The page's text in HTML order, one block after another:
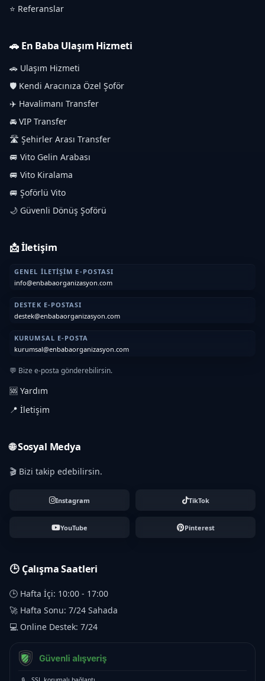
⭐ Referanslar
🚗 En Baba Ulaşım Hizmeti
🚗 Ulaşım Hizmeti
🛡️ Kendi Aracınıza Özel Şoför
✈️ Havalimanı Transfer
🚘 VIP Transfer
🛣️ Şehirler Arası Transfer
🚐 Vito Gelin Arabası
🚐 Vito Kiralama
🚐 Şoförlü Vito
🌙 Güvenli Dönüş Şoförü
📩 İletişim
GENEL İLETIŞIM E-POSTASI
info@enbabaorganizasyon.com
DESTEK E-POSTASI
destek@enbabaorganizasyon.com
KURUMSAL E-POSTA
kurumsal@enbabaorganizasyon.com
💬 Bize e-posta gönderebilirsin.
🆘 Yardım
📍 İletişim
🌐 Sosyal Medya
🎬 Bizi takip edebilirsin.
Instagram TikTok
YouTube Pinterest
🕒 Çalışma Saatleri
🕒 Hafta İçi: 10:00 - 17:00
🚀 Hafta Sonu: 7/24 Sahada
💻 Online Destek: 7/24